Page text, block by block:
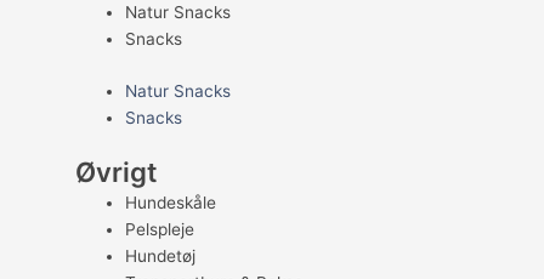
Natur Snacks
Snacks
Natur Snacks
Snacks
Øvrigt
Hundeskåle
Pelspleje
Hundetøj